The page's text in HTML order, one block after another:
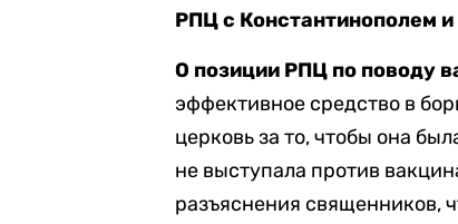
РПЦ с Константинополем и
О позиции РПЦ по поводу
эффективное средство в
церковь за то, чтобы она
не выступала против
разъяснения священников,